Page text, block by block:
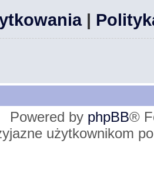
|
Powered by phpBB®
użytkownikom